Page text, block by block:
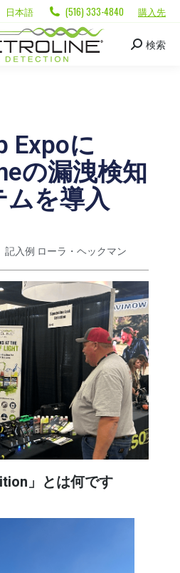
日本語 (516) 333-4840 購入先
検索
Expoに
の漏洩検知
ムを導入
記入例 ローラ・ヘックマン
」とは何です